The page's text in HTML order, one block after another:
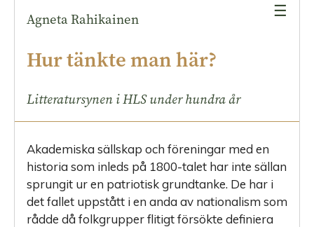
Och
då?
intåg
De
senare
femtio
åren
av
HLS
☰
Agneta Rahikainen
Hur tänkte man här?
Litteratursynen i HLS under hundra år
Akademiska sällskap och föreningar med en
historia som inleds på 1800-talet har inte sällan
sprungit ur en patriotisk grundtanke. De har i
det fallet uppstått i en anda av nationalism som
rådde då folkgrupper flitigt försökte definiera